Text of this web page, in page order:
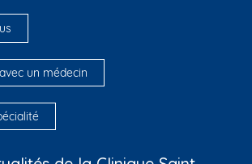
un médecin